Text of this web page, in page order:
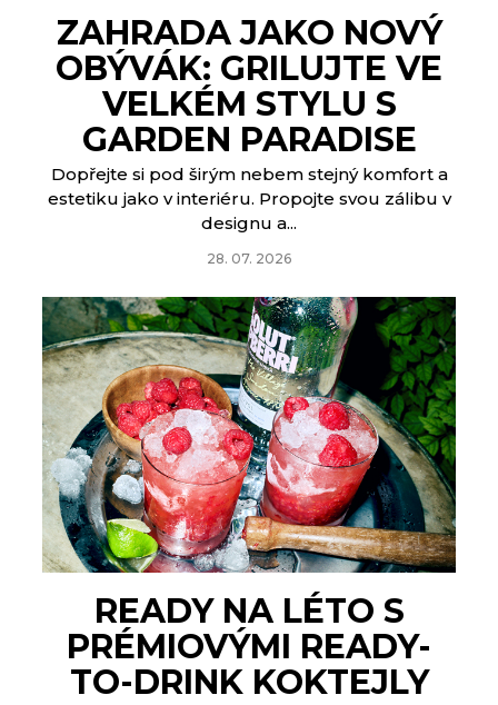
ZAHRADA JAKO NOVÝ
OBÝVÁK: GRILUJTE VE
VELKÉM STYLU S
GARDEN PARADISE
Dopřejte si pod širým nebem stejný komfort a
estetiku jako v interiéru. Propojte svou zálibu v
designu a...
28. 07. 2026
READY NA LÉTO S
PRÉMIOVÝMI READY-
TO-DRINK KOKTEJLY